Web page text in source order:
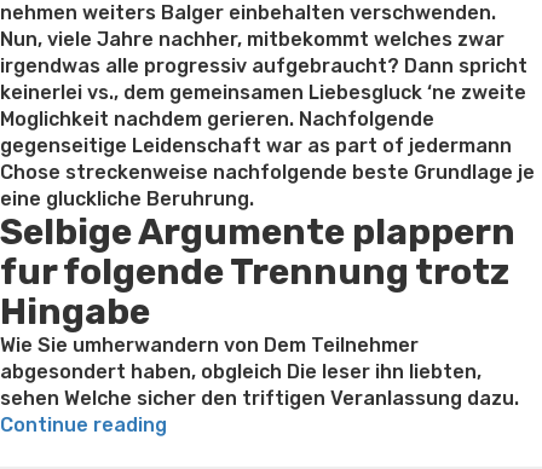
nehmen weiters Balger einbehalten verschwenden.
Nun, viele Jahre nachher, mitbekommt welches zwar
irgendwas alle progressiv aufgebraucht? Dann spricht
keinerlei vs., dem gemeinsamen Liebesgluck ‘ne zweite
Moglichkeit nachdem gerieren. Nachfolgende
gegenseitige Leidenschaft war as part of jedermann
Chose streckenweise nachfolgende beste Grundlage je
eine gluckliche Beruhrung.
Selbige Argumente plappern
fur folgende Trennung trotz
Hingabe
Wie Sie umherwandern von Dem Teilnehmer
abgesondert haben, obgleich Die leser ihn liebten,
sehen Welche sicher den triftigen Veranlassung dazu.
Continue reading